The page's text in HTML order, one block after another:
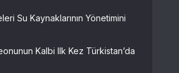
Su Kaynaklarının Yönetimini
Kalbi Ilk Kez Türkistan’da